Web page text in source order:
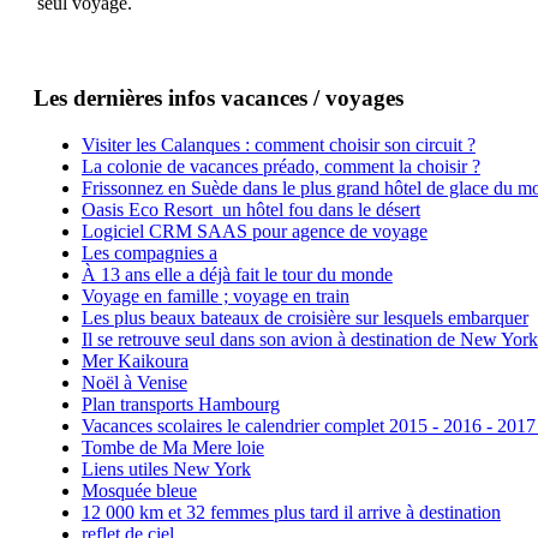
Les dernières infos vacances / voyages
Visiter les Calanques : comment choisir son circuit ?
La colonie de vacances préado, comment la choisir ?
Frissonnez en Suède dans le plus grand hôtel de glace du
Oasis Eco Resort un hôtel fou dans le désert
Logiciel CRM SAAS pour agence de voyage
Les compagnies a
À 13 ans elle a déjà fait le tour du monde
Voyage en famille ; voyage en train
Les plus beaux bateaux de croisière sur lesquels embarquer
Il se retrouve seul dans son avion à destination de New York
Mer Kaikoura
Noël à Venise
Plan transports Hambourg
Vacances scolaires le calendrier complet 2015 - 2016 -
Tombe de Ma Mere loie
Liens utiles New York
Mosquée bleue
12 000 km et 32 femmes plus tard il arrive à destination
reflet de ciel